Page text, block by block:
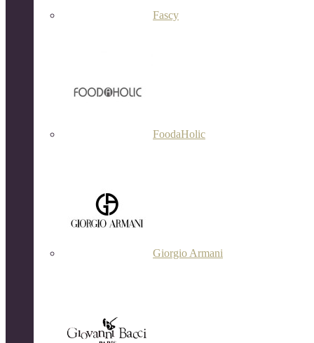
Fascy
FoodaHolic
Giorgio Armani